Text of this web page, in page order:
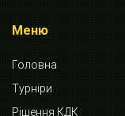
Меню
Головна
Турніри
Рішення КДК